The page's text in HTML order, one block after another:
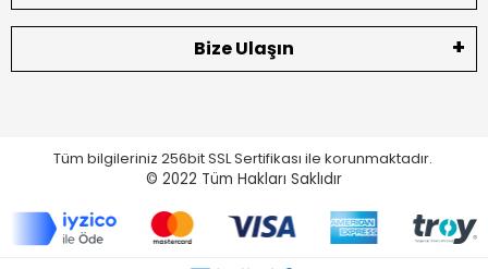
Bize Ulaşın
Tüm bilgileriniz 256bit SSL Sertifikası ile korunmaktadır.
© 2022 Tüm Hakları Saklıdır